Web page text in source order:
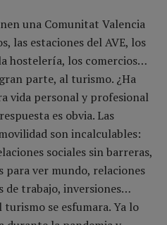
una Comunitat Valencia
las estaciones del AVE, los
hostelería, los comercios…
parte, al turismo. ¿Ha
vida personal y profesional
es obvia. Las
son incalculables:
sociales sin barreras,
para ver mundo, relaciones
de trabajo, inversiones…
se esfumara. Ya lo